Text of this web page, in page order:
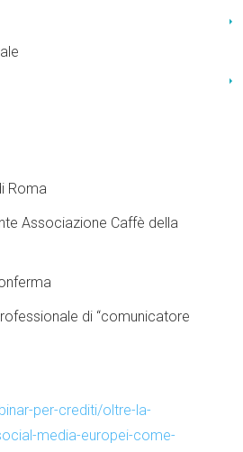
Roma
Associazione Caffè della
di “comunicatore
per-crediti/oltre-la-
media-europei-come-